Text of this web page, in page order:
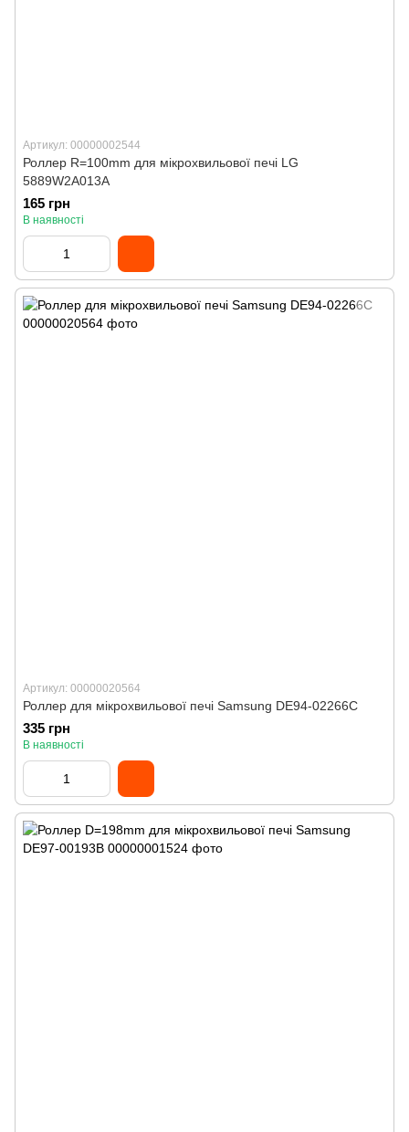
Артикул: 00000002544
Роллер R=100mm для мікрохвильової печі LG
5889W2A013A
165 грн
В наявності
Артикул: 00000020564
Роллер для мікрохвильової печі Samsung DE94-02266C
335 грн
В наявності